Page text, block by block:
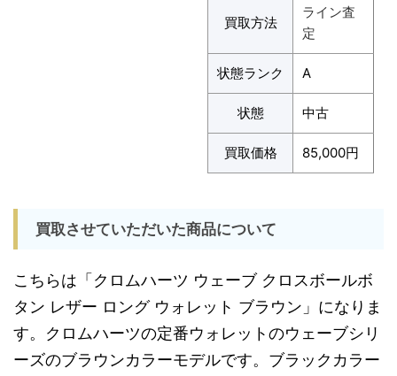
買取方法
ライン査
定
状態ランク A
状態 中古
買取価格 85,000円
買取させていただいた商品について
こちらは「クロムハーツ ウェーブ クロスボールボ
タン レザー ロング ウォレット ブラウン」になりま
す。クロムハーツの定番ウォレットのウェーブシリ
ーズのブラウンカラーモデルです。ブラックカラー